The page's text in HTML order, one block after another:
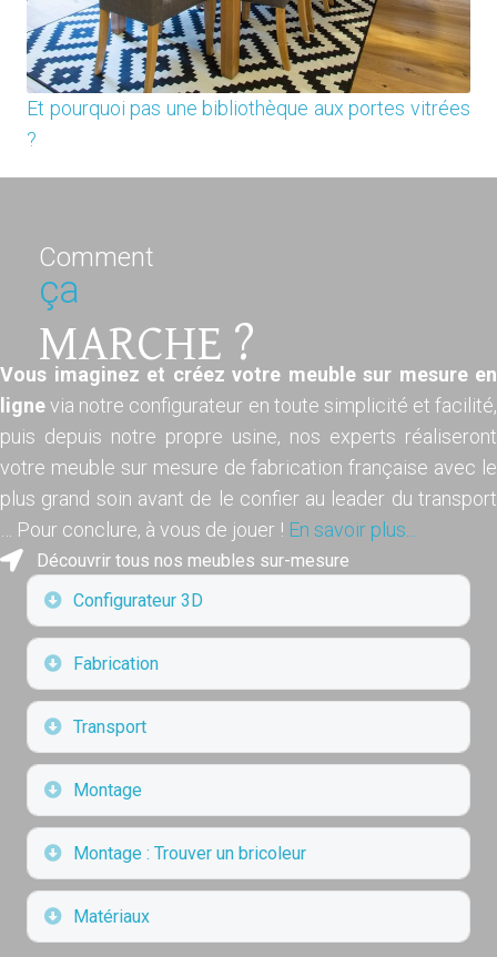
Et pourquoi pas une bibliothèque aux portes vitrées
?
Comment
ça
MARCHE ?
Vous imaginez et créez votre meuble sur mesure en
lignevia notre configurateur en toute simplicité et facilité,
puis depuis notre propre usine, nos experts réaliseront
votre meuble sur mesure de fabrication française avec le
plus grand soin avant de le confier au leader du transport
… Pour conclure, à vous de jouer ! En savoir plus...
Découvrir tous nos meubles sur-mesure
Déplier
Configurateur 3D
Déplier
Fabrication
Déplier
Transport
Déplier
Montage
Déplier
Montage : Trouver un bricoleur
Déplier
Matériaux